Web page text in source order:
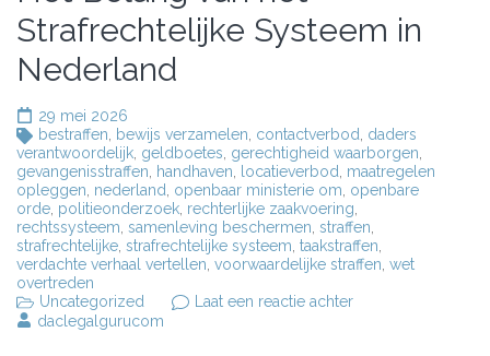
Strafrechtelijke Systeem in
Nederland
29 mei 2026
bestraffen
bewijs verzamelen contactverbod
daders
verantwoordelijk geldboetes gerechtigheid waarborgen
gevangenisstraffen
handhaven locatieverbod
maatregelen
opleggen nederland openbaar ministerie om openbare
orde politieonderzoek rechterlijke zaakvoering
rechtssysteem samenleving beschermen straffen
strafrechtelijke strafrechtelijke systeem taakstraffen
verdachte verhaal vertellen voorwaardelijke straffen wet
overtreden
Uncategorized
Laat een reactie achterop
daclegalgurucom